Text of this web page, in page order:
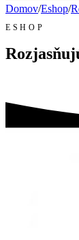
Domov/Eshop/
ESHOP